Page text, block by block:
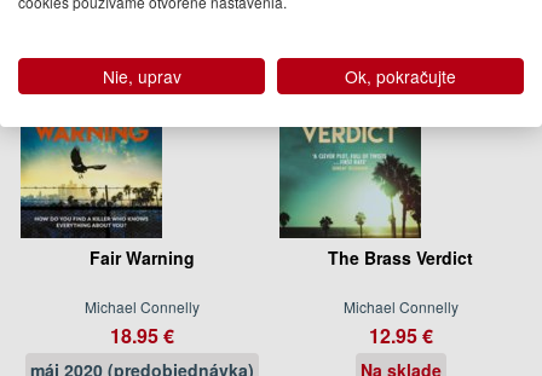
Fair Warning
Michael Connelly
18.95 €
máj 2020 (predobjednávka)
The Brass Verdict
Michael Connelly
12.95 €
Na sklade
Nie, uprav Ok, pokračujte